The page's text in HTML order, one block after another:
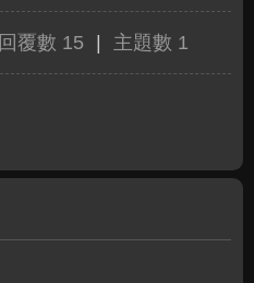
回覆數 15 主題數 1